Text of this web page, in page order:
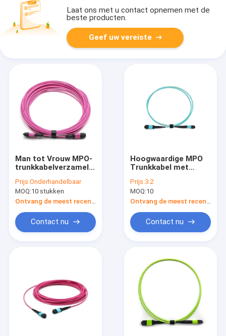
Laat ons met u contact opnemen met de
beste producten.
Geef uw vereiste
Man tot Vrouw MPO-
trunkkabelverzameling
OM4 OFNP Magenta
Jacket
Prijs:Onderhandelbaar
MOQ:10 stukken
Contact nu
Hoogwaardige MPO
Trunkkabel met
150m bij 850nm en
400m bij 850nm voor
Datacenters
Prijs:3.2
MOQ:10
Contact nu